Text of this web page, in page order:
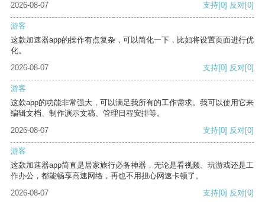
2026-08-07 支持[0] 反对[0]
游客
这款加速器app的操作有点复杂，可以简化一下，比如将设置页面进行优
化。
2026-08-07
支持[0] 反对[0]
游客
这款app的功能非常强大，可以满足我所有的工作需求。我可以使用它来
编辑文档、制作演示文稿、管理日程安排等。
2026-08-07
支持[0] 反对[0]
游客
这款加速器app简直是居家旅行必备神器，无论是看视频、玩游戏还是工
作办公，都能畅享高速网络，再也不用担心网速卡顿了。
2026-08-07
支持[0] 反对[0]